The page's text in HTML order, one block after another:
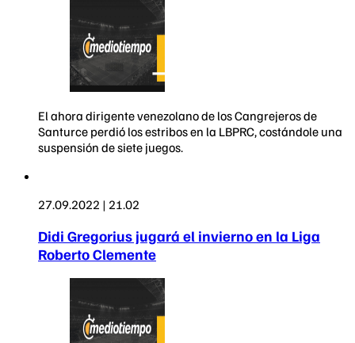
El ahora dirigente venezolano de los Cangrejeros de
Santurce perdió los estribos en la LBPRC, costándole una
suspensión de siete juegos.
27.09.2022 | 21.02
Didi Gregorius jugará el invierno en la Liga
Roberto Clemente